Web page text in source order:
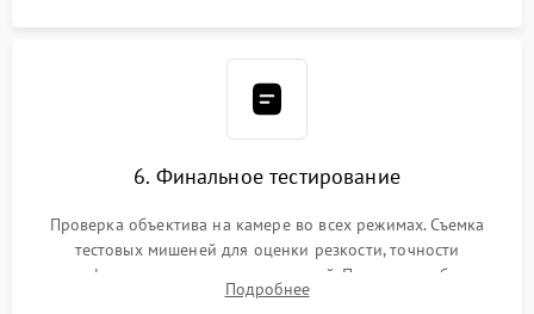
6. Финальное тестирование
Проверка объектива на камере во всех режимах. Съемка
тестовых мишеней для оценки резкости, точности
автофокуса и отсутствия искажений. Проверка работы
диафрагмы на закрытых значениях и тестирование
Подробнее